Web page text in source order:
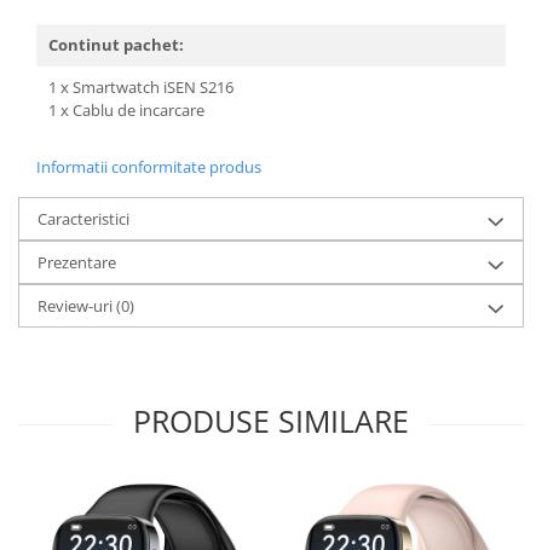
Continut pachet:
1 x Smartwatch iSEN S216
1 x Cablu de incarcare
Informatii conformitate produs
Caracteristici
Prezentare
Review-uri(0)
PRODUSE SIMILARE